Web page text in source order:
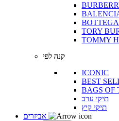
TORY
TOMMY
קנה לפי
ICONIC
BEST
BAGS OF
תיקי ערב
תיקי קיץ